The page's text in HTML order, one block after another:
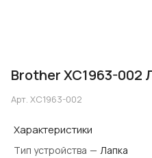
Brother ХС1963-002
Арт. ХС1963-002
Характеристики
Тип устройства — Лапка